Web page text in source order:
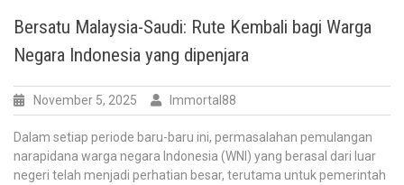
Bersatu Malaysia-Saudi: Rute Kembali bagi Warga
Negara Indonesia yang dipenjara
November 5, 2025 Immortal88
Dalam setiap periode baru-baru ini, permasalahan pemulangan
narapidana warga negara Indonesia (WNI) yang berasal dari luar
negeri telah menjadi perhatian besar, terutama untuk pemerintah